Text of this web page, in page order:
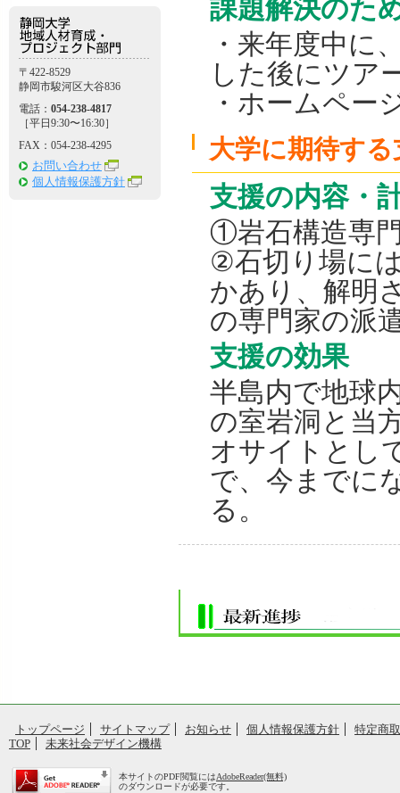
課題解決のた
・来年度中に
した後にツア
・ホームペー
大学に期待す
支援の内容・
①岩石構造専
②石切り場に
かあり、解明
の専門家の派
支援の効果
半島内で地球
の室岩洞と当
オサイトとし
で、今までに
る。
〒422-8529
静岡市駿河区大谷836
電話： 054-238-4817
［平日9:30〜16:30］
FAX：054-238-4295
お問い合わせ
個人情報保護方針
トップページ サイトマップ お知らせ 個人情報保護方針
特定商
TOP
未来社会デザイン機構
本サイトのPDF閲覧にはAdobeReader(無料)
のダウンロードが必要です。